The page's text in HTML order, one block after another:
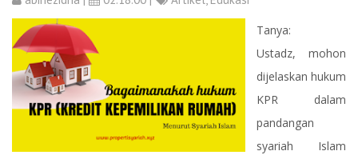
t
i
n
Tanya:
Ustadz, mohon
dijelaskan hukum
KPR dalam
pandangan
syariah Islam